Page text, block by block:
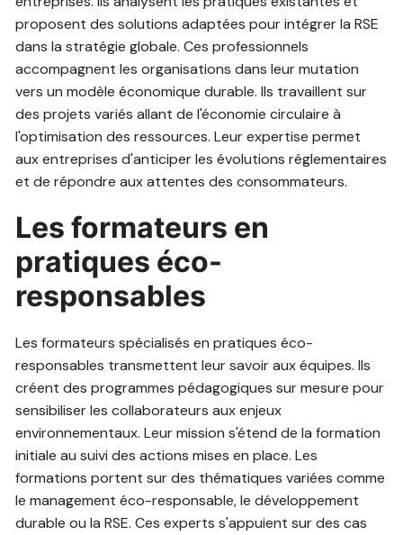
proposent des solutions adaptées pour intégrer la RSE
dans la stratégie globale. Ces professionnels
accompagnent les organisations dans leur mutation
vers un modèle économique durable. Ils travaillent sur
des projets variés allant de l'économie circulaire à
l'optimisation des ressources. Leur expertise permet
aux entreprises d'anticiper les évolutions réglementaires
et de répondre aux attentes des consommateurs.
Les formateurs en
pratiques éco-
responsables
Les formateurs spécialisés en pratiques éco-
responsables transmettent leur savoir aux équipes. Ils
créent des programmes pédagogiques sur mesure pour
sensibiliser les collaborateurs aux enjeux
environnementaux. Leur mission s'étend de la formation
initiale au suivi des actions mises en place. Les
formations portent sur des thématiques variées comme
le management éco-responsable, le développement
durable ou la RSE. Ces experts s'appuient sur des cas